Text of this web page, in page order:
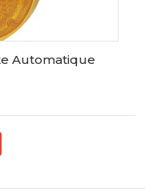
Automatique